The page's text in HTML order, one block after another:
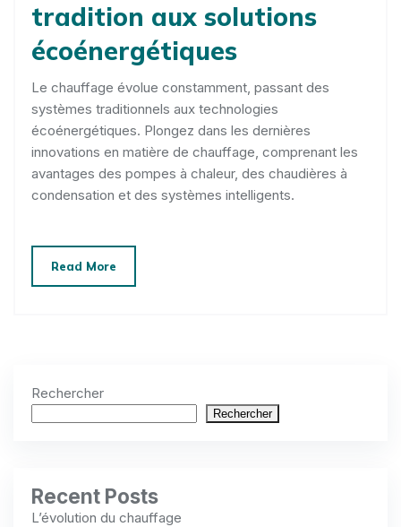
tradition aux solutions
écoénergétiques
Le chauffage évolue constamment, passant des
systèmes traditionnels aux technologies
écoénergétiques. Plongez dans les dernières
innovations en matière de chauffage, comprenant les
avantages des pompes à chaleur, des chaudières à
condensation et des systèmes intelligents.
Read More
Rechercher
Rechercher
Recent Posts
L’évolution du chauffage